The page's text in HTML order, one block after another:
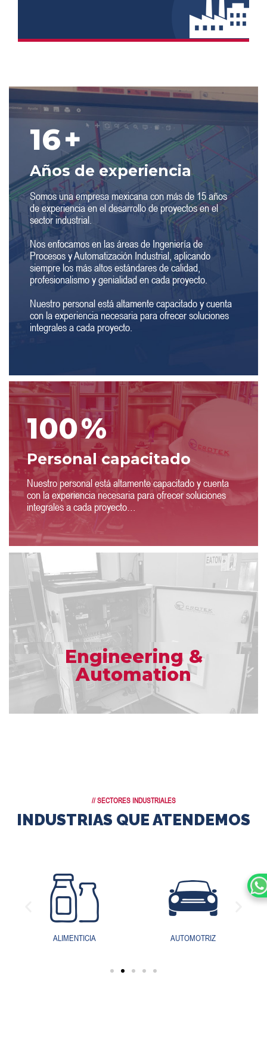
16+
Años de experiencia
Somos una empresa mexicana con más de 15 años
de experiencia en el desarrollo de proyectos en el
sector industrial.
Nos enfocamos en las áreas de Ingeniería de
Procesos y Automatización Industrial, aplicando
siempre los más altos estándares de calidad,
profesionalismo y genialidad en cada proyecto.
Nuestro personal está altamente capacitado y cuenta
con la experiencia necesaria para ofrecer soluciones
integrales a cada proyecto.
100%
Personal capacitado
Nuestro personal está altamente capacitado y cuenta
con la experiencia necesaria para ofrecer soluciones
integrales a cada proyecto…
Engineering &
Automation
// SECTORES INDUSTRIALES
INDUSTRIAS QUE ATENDEMOS
AUTOMOTRIZ TRATAMIENTO DE AGUA